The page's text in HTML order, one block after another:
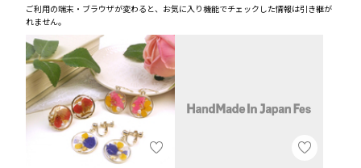
ご利用の端末・ブラウザが変わると、お気に入り機能でチェックした情報は引き継が
れません。